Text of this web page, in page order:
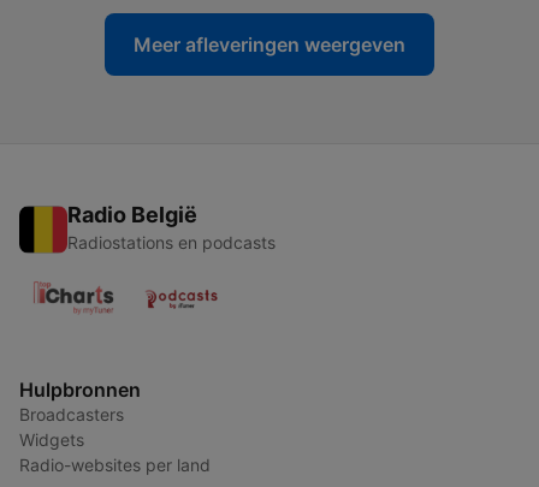
Meer afleveringen weergeven
Radio België
Radiostations en podcasts
Hulpbronnen
Broadcasters
Widgets
Radio-websites per land